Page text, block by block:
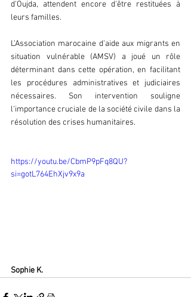
d'Oujda, attendent encore d'être restituées à
leurs familles.
L'Association marocaine d'aide aux migrants en
situation vulnérable (AMSV) a joué un rôle
déterminant dans cette opération, en facilitant
les procédures administratives et judiciaires
nécessaires. Son intervention souligne
l'importance cruciale de la société civile dans la
résolution des crises humanitaires.
https://youtu.be/CbmP9pFq8QU?
si=gotL764EhXjv9x9a
Sophie K.